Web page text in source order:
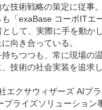
技術戦略の策定に従事。
「exaBase コーポITエ
して、実際に手を動か
向き合っている。
ちつつも、常に現場の
技術の社会実装を追求し
エクサウィザーズ AIプ
プライズソリューション